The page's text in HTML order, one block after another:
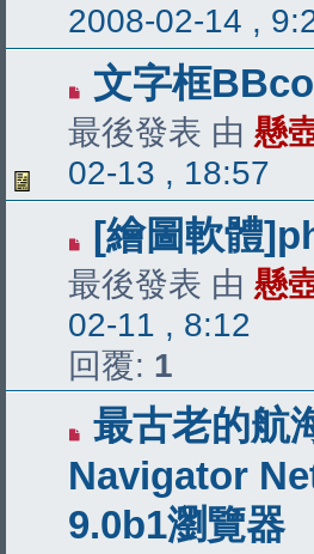
2008-02-14 ,
文字框
最後發表 由 懸
02-13 , 18:57
[繪圖軟體
最後發表 由 懸
02-11 , 8:12
回覆: 1
最古老的航
Navigator
9.0b1瀏覽器